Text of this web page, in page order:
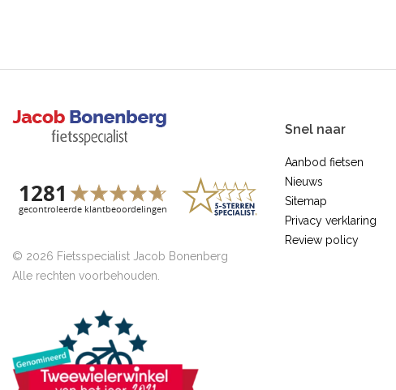
© 2026 Fietsspecialist Jacob Bonenberg
Alle rechten voorbehouden.
Snel naar
Aanbod fietsen
Nieuws
Sitemap
Privacy verklaring
Review policy